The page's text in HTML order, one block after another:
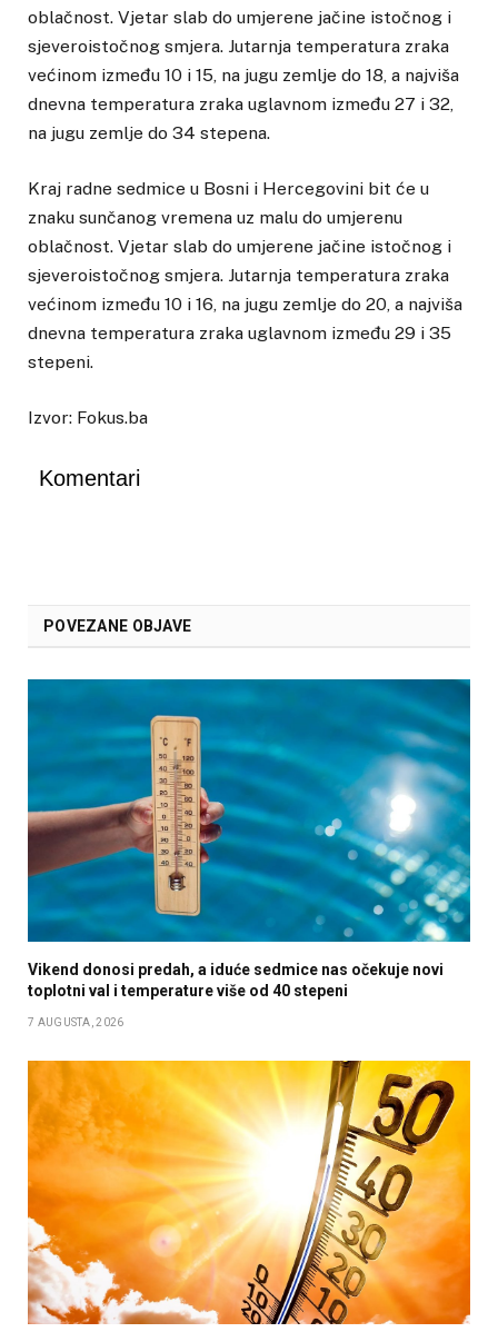
oblačnost. Vjetar slab do umjerene jačine istočnog i
sjeveroistočnog smjera. Jutarnja temperatura zraka
većinom između 10 i 15, na jugu zemlje do 18, a najviša
dnevna temperatura zraka uglavnom između 27 i 32,
na jugu zemlje do 34 stepena.
Kraj radne sedmice u Bosni i Hercegovini bit će u
znaku sunčanog vremena uz malu do umjerenu
oblačnost. Vjetar slab do umjerene jačine istočnog i
sjeveroistočnog smjera. Jutarnja temperatura zraka
većinom između 10 i 16, na jugu zemlje do 20, a najviša
dnevna temperatura zraka uglavnom između 29 i 35
stepeni.
Izvor: Fokus.ba
Komentari
POVEZANE OBJAVE
Vikend donosi predah, a iduće sedmice nas očekuje novi
toplotni val i temperature više od 40 stepeni
7 AUGUSTA, 2026